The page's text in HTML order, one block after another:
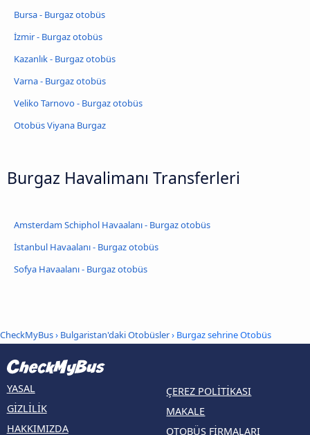
Bursa - Burgaz otobüs
İzmir - Burgaz otobüs
Kazanlık - Burgaz otobüs
Varna - Burgaz otobüs
Veliko Tarnovo - Burgaz otobüs
Otobüs Viyana Burgaz
Burgaz Havalimanı Transferleri
Amsterdam Schiphol Havaalanı - Burgaz otobüs
İstanbul Havaalanı - Burgaz otobüs
Sofya Havaalanı - Burgaz otobüs
CheckMyBus› Bulgaristan'daki Otobüsler› Burgaz sehrine Otobüs
YASAL
GIZLILIK
HAKKIMIZDA
ÇEREZ POLITIKASI
MAKALE
OTOBÜS FIRMALARI